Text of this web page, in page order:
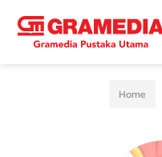
Home